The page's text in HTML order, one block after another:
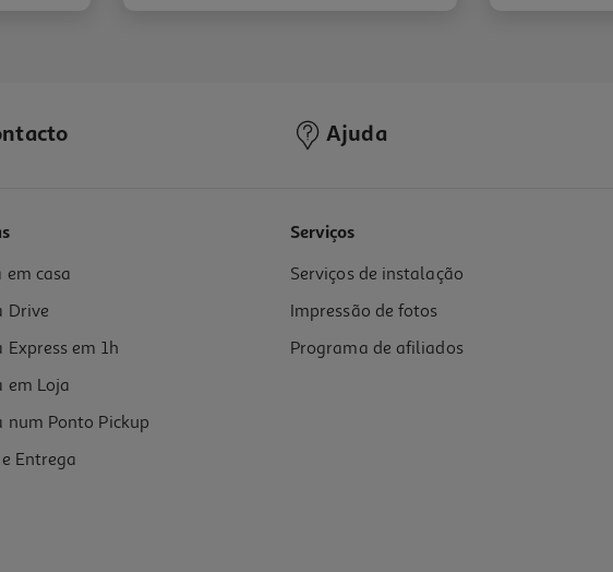
Ajuda
em casa
Drive
Express em 1h
em Loja
num Ponto Pickup
Entrega
Serviços
Serviços de instalação
Impressão de fotos
Programa de afiliados